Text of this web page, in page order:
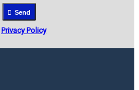
Send
Privacy Policy